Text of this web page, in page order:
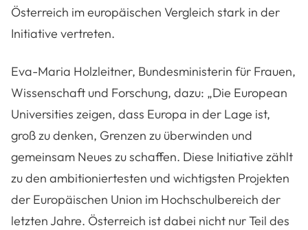
Österreich im europäischen Vergleich stark in der
Initiative vertreten.
Eva-Maria Holzleitner, Bundesministerin für Frauen,
Wissenschaft und Forschung, dazu: „Die European
Universities zeigen, dass Europa in der Lage ist,
groß zu denken, Grenzen zu überwinden und
gemeinsam Neues zu schaffen. Diese Initiative zählt
zu den ambitioniertesten und wichtigsten Projekten
der Europäischen Union im Hochschulbereich der
letzten Jahre. Österreich ist dabei nicht nur Teil des